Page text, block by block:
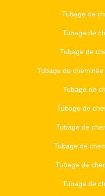
Tubage de
Tubage de
Tubage de
Tubage de
Tubage de
Tubage de
Tubage de
Tubage de
Tubage de
Tubage de